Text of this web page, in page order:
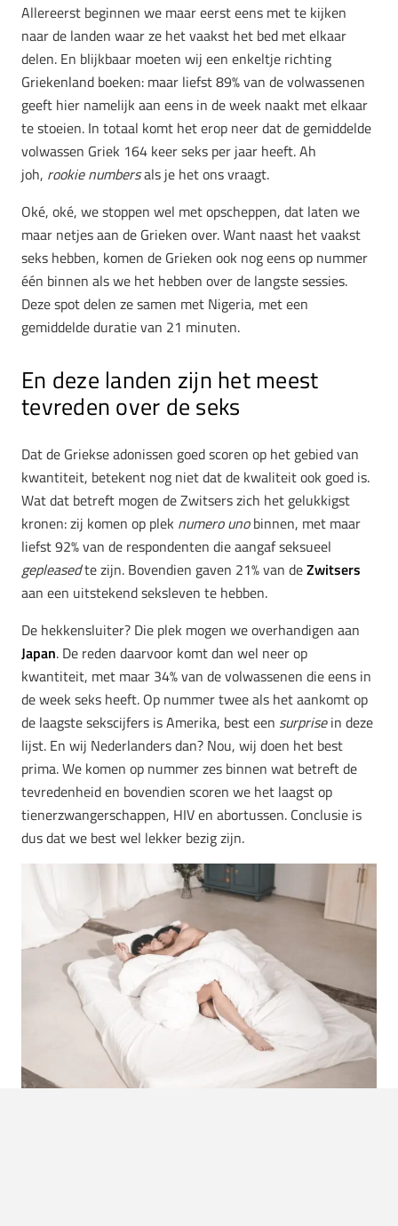
Allereerst beginnen we maar eerst eens met te kijken
naar de landen waar ze het vaakst het bed met elkaar
delen. En blijkbaar moeten wij een enkeltje richting
Griekenland boeken: maar liefst 89% van de volwassenen
geeft hier namelijk aan eens in de week naakt met elkaar
te stoeien. In totaal komt het erop neer dat de gemiddelde
volwassen Griek 164 keer seks per jaar heeft. Ah
joh, rookie numbersals je het ons vraagt.
Oké, oké, we stoppen wel met opscheppen, dat laten we
maar netjes aan de Grieken over. Want naast het vaakst
seks hebben, komen de Grieken ook nog eens op nummer
één binnen als we het hebben over de langste sessies.
Deze spot delen ze samen met Nigeria, met een
gemiddelde duratie van 21 minuten.
En deze landen zijn het meest
tevreden over de seks
Dat de Griekse adonissen goed scoren op het gebied van
kwantiteit, betekent nog niet dat de kwaliteit ook goed is.
Wat dat betreft mogen de Zwitsers zich het gelukkigst
kronen: zij komen op plek numero unobinnen, met maar
liefst 92% van de respondenten die aangaf seksueel
gepleasedte zijn. Bovendien gaven 21% van deZwitsers
aan een uitstekend seksleven te hebben.
De hekkensluiter? Die plek mogen we overhandigen aan
Japan. De reden daarvoor komt dan wel neer op
kwantiteit, met maar 34% van de volwassenen die eens in
de week seks heeft. Op nummer twee als het aankomt op
de laagste sekscijfers is Amerika, best een surprisein deze
lijst. En wij Nederlanders dan? Nou, wij doen het best
prima. We komen op nummer zes binnen wat betreft de
tevredenheid en bovendien scoren we het laagst op
tienerzwangerschappen, HIV en abortussen. Conclusie is
dus dat we best wel lekker bezig zijn.